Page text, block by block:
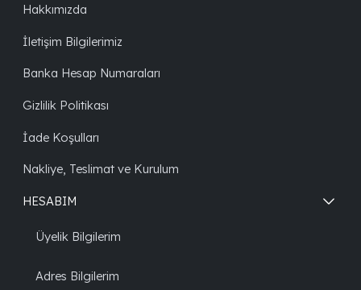
Hakkımızda
İletişim Bilgilerimiz
Banka Hesap Numaraları
Gizlilik Politikası
İade Koşulları
Nakliye, Teslimat ve Kurulum
HESABIM
Üyelik Bilgilerim
Adres Bilgilerim